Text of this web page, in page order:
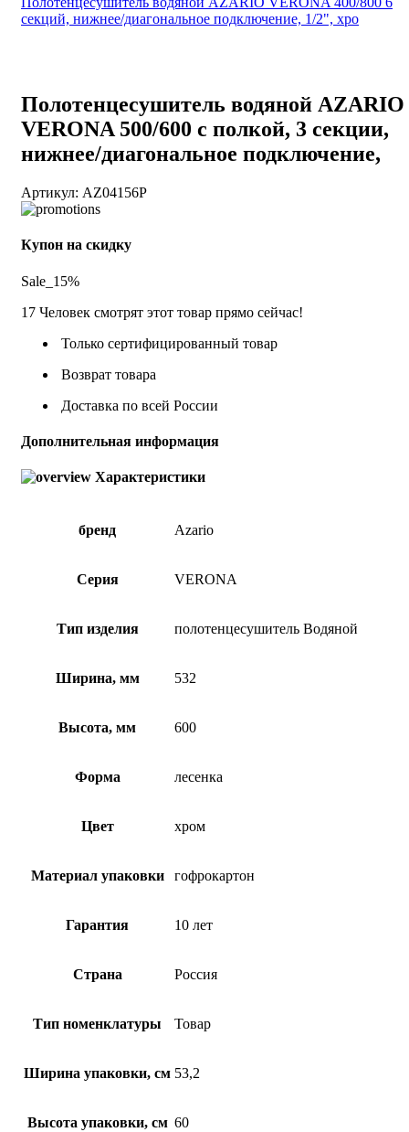
секций, нижнее/диагональное подключение, 1/2", хро
Полотенцесушитель водяной AZARIO
VERONA 500/600 с полкой, 3 секции,
нижнее/диагональное подключение,
Артикул: AZ04156P
Купон на скидку
Sale_15%
17 Человек смотрят этот товар прямо сейчас!
Только сертифицированный товар
Возврат товара
Доставка по всей России
Дополнительная информация
Характеристики
бренд Azario
Серия VERONA
Тип изделия полотенцесушитель Водяной
Ширина, мм 532
Высота, мм 600
Форма лесенка
Цвет хром
Материал упаковки гофрокартон
Гарантия 10 лет
Страна Россия
Тип номенклатуры Товар
Ширина упаковки, см 53,2
Высота упаковки, см 60